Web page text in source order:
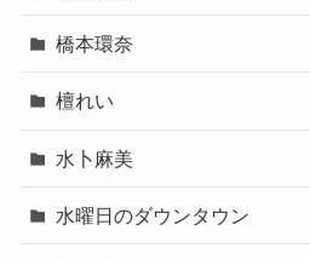
橋本環奈
檀れい
水卜麻美
水曜日のダウンタウン